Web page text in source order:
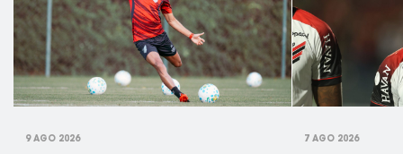
9 AGO 2026 7 AGO 2026